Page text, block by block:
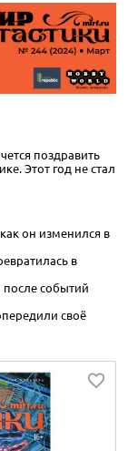
поздравить
Этот год не стал
он изменился в
в
событий
своё